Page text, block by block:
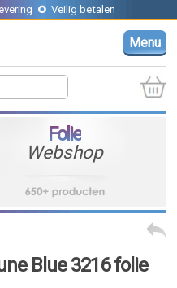
Veilig betalen
Menu
Folie
Webshop
Blue 3216 folie